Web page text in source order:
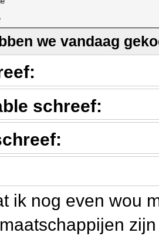
we vandaag
schreef:
ik nog even wou